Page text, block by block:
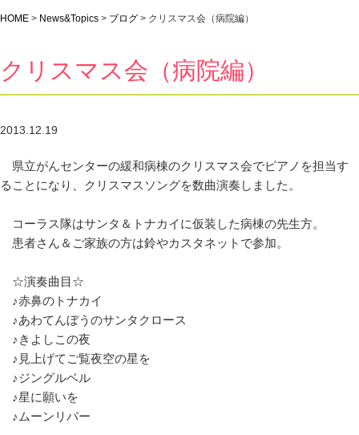
HOME > News&Topics > ブログ > クリスマス会（病院編）
クリスマス会（病院編）
2013.12.19
県立がんセンターの緩和病棟のクリスマス会でピアノを担当す
ることになり、クリスマスソングを数曲演奏しました。
コーラス隊はサンタ＆トナカイに仮装した病棟の先生方。
患者さん＆ご家族の方は鈴やカスタネットで参加。
☆演奏曲目☆
♪赤鼻のトナカイ
♪あわてんぼうのサンタクロース
♪きよしこの夜
♪見上げてご覧夜空の星を
♪ジングルベル
♪星に願いを
♪ムーンリバー